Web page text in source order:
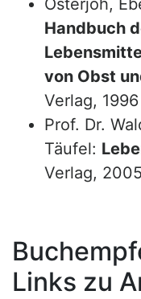
Osterjoh,
Handbuch
von Obst
Verlag, 1996
Prof. Dr.
Täufel:
Verlag, 2005
Links zu